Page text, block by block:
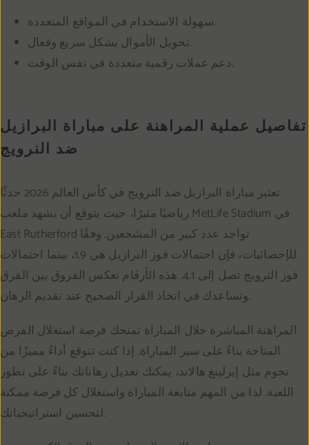
سهولة الاستخدام في المواقع المتعددة.
تحويل الأموال بشكل سريع وفعال.
دعم عملات رقمية متعددة في نفس الوقت.
تفاصيل عملية المراهنة على مباراة البرازيل
ضد النرويج
تعتبر مباراة البرازيل ضد النرويج في كأس العالم 2026 حدثًا
رياضيًا مثيرًا، حيث يتوقع أن يشهد ملعب MetLife Stadium في
East Rutherford تواجد عدد كبير من المشجعين. وفقًا
للإحصائيات، فإن احتمالات فوز البرازيل هي 1.9، بينما احتمالات
فوز النرويج تصل إلى 4.1. هذه الأرقام تعكس الفروق بين الفرق
وتساعدك في اتخاذ القرار الصحيح عند تقديم الرهان.
المراهنة المباشرة خلال المباراة تمنحك فرصة استغلال الفرص
المتاحة بناءً على سير المباراة. إذا كنت تتوقع أداءً مميزًا من
نجوم مثل إيرلينغ هالاند، يمكنك تعديل رهاناتك بناءً على تطور
اللعبة. لذا من المهم متابعة المباراة واستغلال كل فرصة ممكنة
لتحسين استراتيجياتك.